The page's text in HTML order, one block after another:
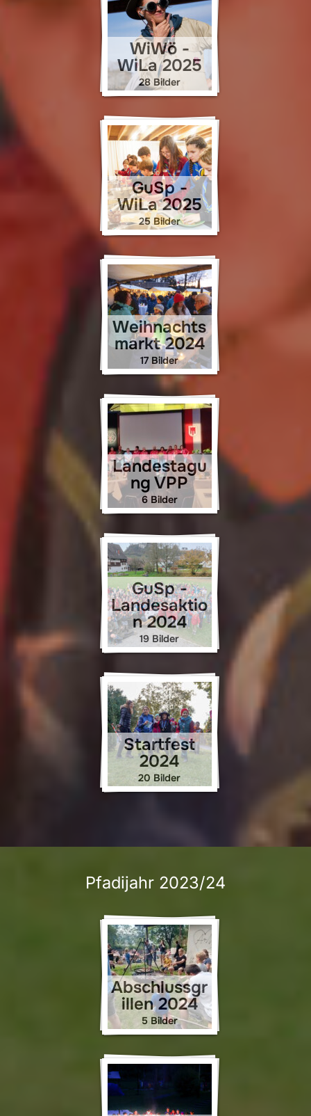
WiWö -
WiLa 2025
28 Bilder
GuSp -
WiLa 2025
25 Bilder
Weihnachts
markt 2024
17 Bilder
Landestagu
ng VPP
6 Bilder
GuSp -
Landesaktio
n 2024
19 Bilder
Startfest
2024
20 Bilder
Pfadijahr 2023/24
Abschlussgr
illen 2024
5 Bilder